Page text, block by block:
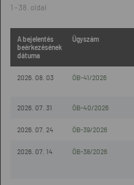
1 - 38. oldal
A bejelentés
beérkezésének
dátuma
Ügyszám
2026. 08. 03 ÖB-41/2026
2026. 07. 31 ÖB-40/2026
2026. 07. 24 ÖB-39/2026
2026. 07. 14 ÖB-38/2026